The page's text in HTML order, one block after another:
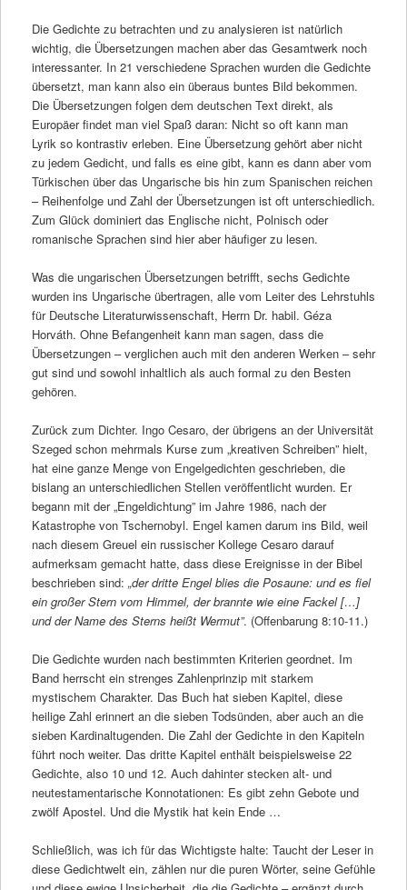
Die Gedichte zu betrachten und zu analysieren ist natürlich
wichtig, die Übersetzungen machen aber das Gesamtwerk noch
interessanter. In 21 verschiedene Sprachen wurden die Gedichte
übersetzt, man kann also ein überaus buntes Bild bekommen.
Die Übersetzungen folgen dem deutschen Text direkt, als
Europäer findet man viel Spaß daran: Nicht so oft kann man
Lyrik so kontrastiv erleben. Eine Übersetzung gehört aber nicht
zu jedem Gedicht, und falls es eine gibt, kann es dann aber vom
Türkischen über das Ungarische bis hin zum Spanischen reichen
– Reihenfolge und Zahl der Übersetzungen ist oft unterschiedlich.
Zum Glück dominiert das Englische nicht, Polnisch oder
romanische Sprachen sind hier aber häufiger zu lesen.
Was die ungarischen Übersetzungen betrifft, sechs Gedichte
wurden ins Ungarische übertragen, alle vom Leiter des Lehrstuhls
für Deutsche Literaturwissenschaft, Herrn Dr. habil. Géza
Horváth. Ohne Befangenheit kann man sagen, dass die
Übersetzungen – verglichen auch mit den anderen Werken – sehr
gut sind und sowohl inhaltlich als auch formal zu den Besten
gehören.
Zurück zum Dichter. Ingo Cesaro, der übrigens an der Universität
Szeged schon mehrmals Kurse zum „kreativen Schreiben” hielt,
hat eine ganze Menge von Engelgedichten geschrieben, die
bislang an unterschiedlichen Stellen veröffentlicht wurden. Er
begann mit der „Engeldichtung” im Jahre 1986, nach der
Katastrophe von Tschernobyl. Engel kamen darum ins Bild, weil
nach diesem Greuel ein russischer Kollege Cesaro darauf
aufmerksam gemacht hatte, dass diese Ereignisse in der Bibel
beschrieben sind: „der dritte Engel blies die Posaune: und es fiel
ein großer Stern vom Himmel, der brannte wie eine Fackel […]
und der Name des Sterns heißt Wermut”. (Offenbarung 8:10-11.)
Die Gedichte wurden nach bestimmten Kriterien geordnet. Im
Band herrscht ein strenges Zahlenprinzip mit starkem
mystischem Charakter. Das Buch hat sieben Kapitel, diese
heilige Zahl erinnert an die sieben Todsünden, aber auch an die
sieben Kardinaltugenden. Die Zahl der Gedichte in den Kapiteln
führt noch weiter. Das dritte Kapitel enthält beispielsweise 22
Gedichte, also 10 und 12. Auch dahinter stecken alt- und
neutestamentarische Konnotationen: Es gibt zehn Gebote und
zwölf Apostel. Und die Mystik hat kein Ende …
Schließlich, was ich für das Wichtigste halte: Taucht der Leser in
diese Gedichtwelt ein, zählen nur die puren Wörter, seine Gefühle